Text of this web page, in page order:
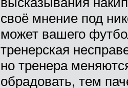
своё мнение под
может вашего
тренерская
но тренера
обрадовать, тем